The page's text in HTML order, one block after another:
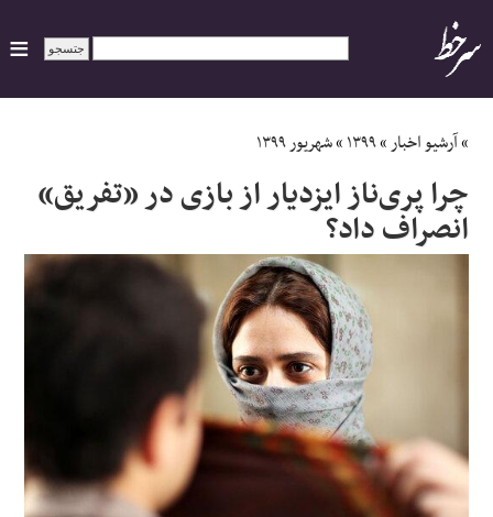
ایران
سیاسی
اقتصاد
حوادث
»آرشیو اخبار»۱۳۹۹»شهریور ۱۳۹۹
چرا پری‌ناز ایزدیار از بازی در «تفریق»
انصراف داد؟